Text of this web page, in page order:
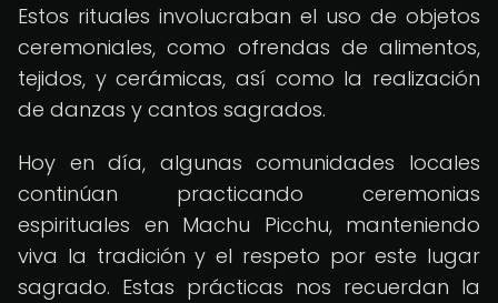
Estos rituales involucraban el uso de objetos
ceremoniales, como ofrendas de alimentos,
tejidos, y cerámicas, así como la realización
de danzas y cantos sagrados.
Hoy en día, algunas comunidades locales
continúan practicando ceremonias
espirituales en Machu Picchu, manteniendo
viva la tradición y el respeto por este lugar
sagrado. Estas prácticas nos recuerdan la